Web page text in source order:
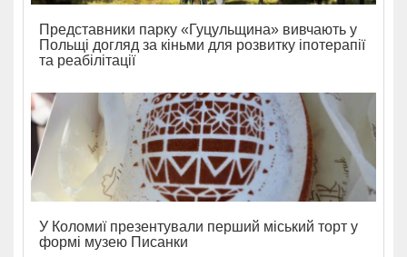
Представники парку «Гуцульщина» вивчають у
Польщі догляд за кіньми для розвитку іпотерапії
та реабілітації
У Коломиї презентували перший міський торт у
формі музею Писанки